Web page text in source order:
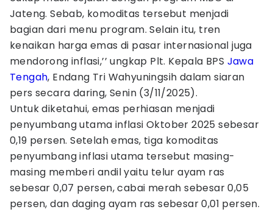
Jateng. Sebab, komoditas tersebut menjadi
bagian dari menu program. Selain itu, tren
kenaikan harga emas di pasar internasional juga
mendorong inflasi,’’ ungkap Plt. Kepala BPS Jawa
Tengah, Endang Tri Wahyuningsih dalam siaran
pers secara daring, Senin (3/11/2025).
Untuk diketahui, emas perhiasan menjadi
penyumbang utama inflasi Oktober 2025 sebesar
0,19 persen. Setelah emas, tiga komoditas
penyumbang inflasi utama tersebut masing-
masing memberi andil yaitu telur ayam ras
sebesar 0,07 persen, cabai merah sebesar 0,05
persen, dan daging ayam ras sebesar 0,01 persen.